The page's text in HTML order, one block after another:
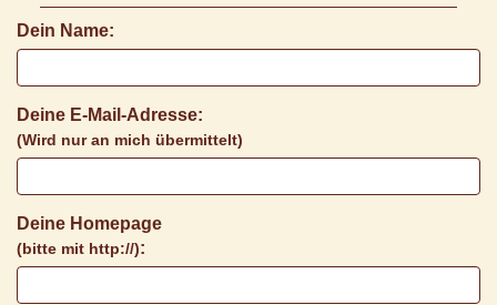
Dein Name:
Deine E-Mail-Adresse:
(Wird nur an mich übermittelt)
Deine Homepage
(bitte mit http://):